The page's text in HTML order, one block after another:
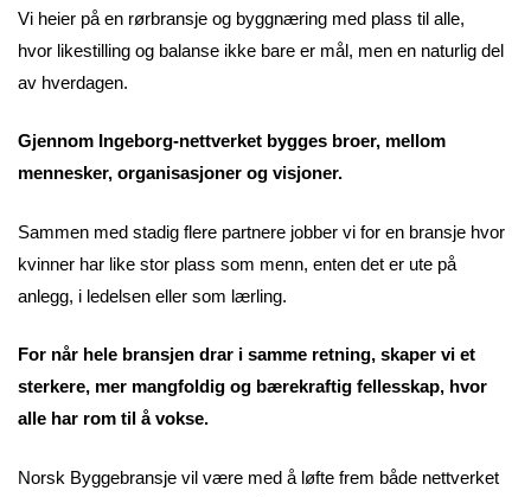
Vi heier på en rørbransje og byggnæring med plass til alle,
hvor likestilling og balanse ikke bare er mål, men en naturlig del
av hverdagen.
Gjennom Ingeborg-nettverket bygges broer, mellom
mennesker, organisasjoner og visjoner.
Sammen med stadig flere partnere jobber vi for en bransje hvor
kvinner har like stor plass som menn, enten det er ute på
anlegg, i ledelsen eller som lærling.
For når hele bransjen drar i samme retning, skaper vi et
sterkere, mer mangfoldig og bærekraftig fellesskap, hvor
alle har rom til å vokse.
Norsk Byggebransje vil være med å løfte frem både nettverket